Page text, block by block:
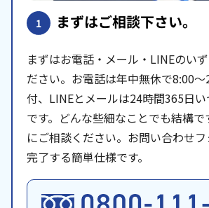
1 まずはご相談下さい。
まずはお電話・メール・LINEのい
ださい。お電話は年中無休で8:00
付、LINEとメールは24時間365日
です。どんな些細なことでも結構
にご相談ください。お問い合わせ
完了する簡単仕様です。